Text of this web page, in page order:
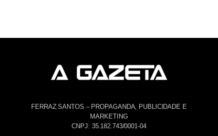
FERRAZ SANTOS – PROPAGANDA, PUBLICIDADE E
MARKETING
CNPJ: 35.182.743/0001-04